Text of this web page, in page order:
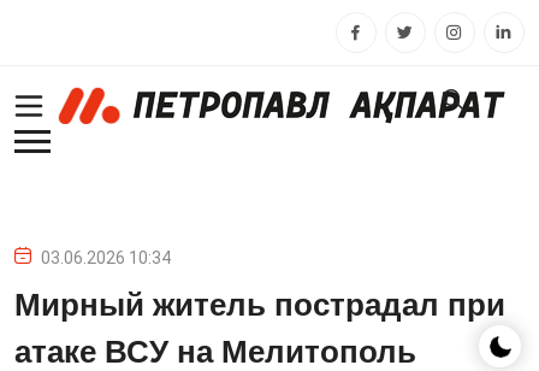
03.06.2026 10:34
Мирный житель пострадал при
атаке ВСУ на Мелитополь